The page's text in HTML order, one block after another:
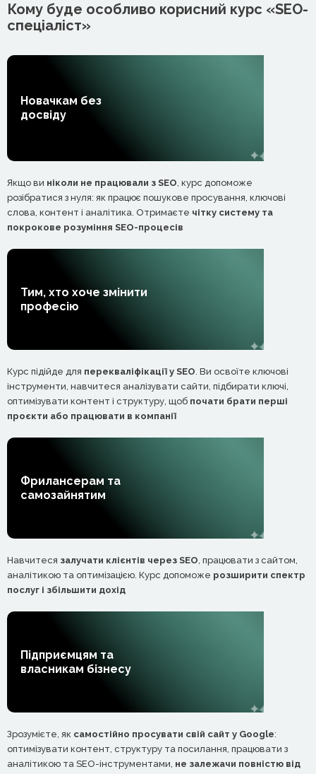
Кому буде особливо корисний курс «SEO-
спеціаліст»
Новачкам без
досвіду
Якщо ви ніколи не працювали з SEO, курс допоможе
розібратися з нуля: як працює пошукове просування, ключові
слова, контент і аналітика. Отримаєте чітку систему та
покрокове розуміння SEO-процесів
Тим, хто хоче змінити
професію
Курс підійде для перекваліфікації у SEO. Ви освоїте ключові
інструменти, навчитеся аналізувати сайти, підбирати ключі,
оптимізувати контент і структуру, щоб почати брати перші
проєкти або працювати в компанії
Фрилансерам та
самозайнятим
Навчитеся залучати клієнтів через SEO, працювати з сайтом,
аналітикою та оптимізацією. Курс допоможе розширити спектр
послуг і збільшити дохід
Підприємцям та
власникам бізнесу
Зрозумієте, як самостійно просувати свій сайт у Google:
оптимізувати контент, структуру та посилання, працювати з
аналітикою та SEO-інструментами, не залежачи повністю від